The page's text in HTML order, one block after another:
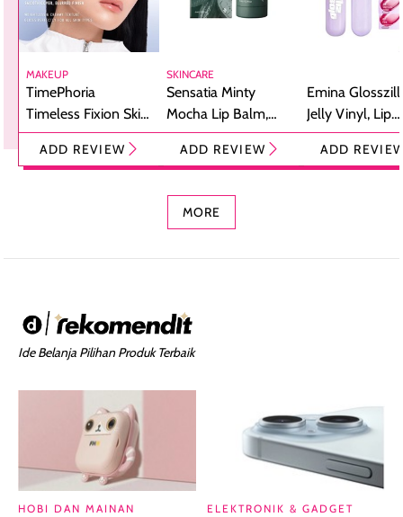
MAKEUP
TimePhoria
Timeless Fixion Skin
Tint Stick,
Foundation dan
ADD REVIEW
SKINCARE
Sensatia Minty
Mocha Lip Balm,
Pelembap Bibir
dengan Aroma
ADD REVIEW
Emina
Jelly Vinyl, Lip
Cream Glossy
Ringan
ADD
MORE
Ide Belanja Pilihan Produk Terbaik
HOBI DAN MAINAN ELEKTRONIK & GADGET